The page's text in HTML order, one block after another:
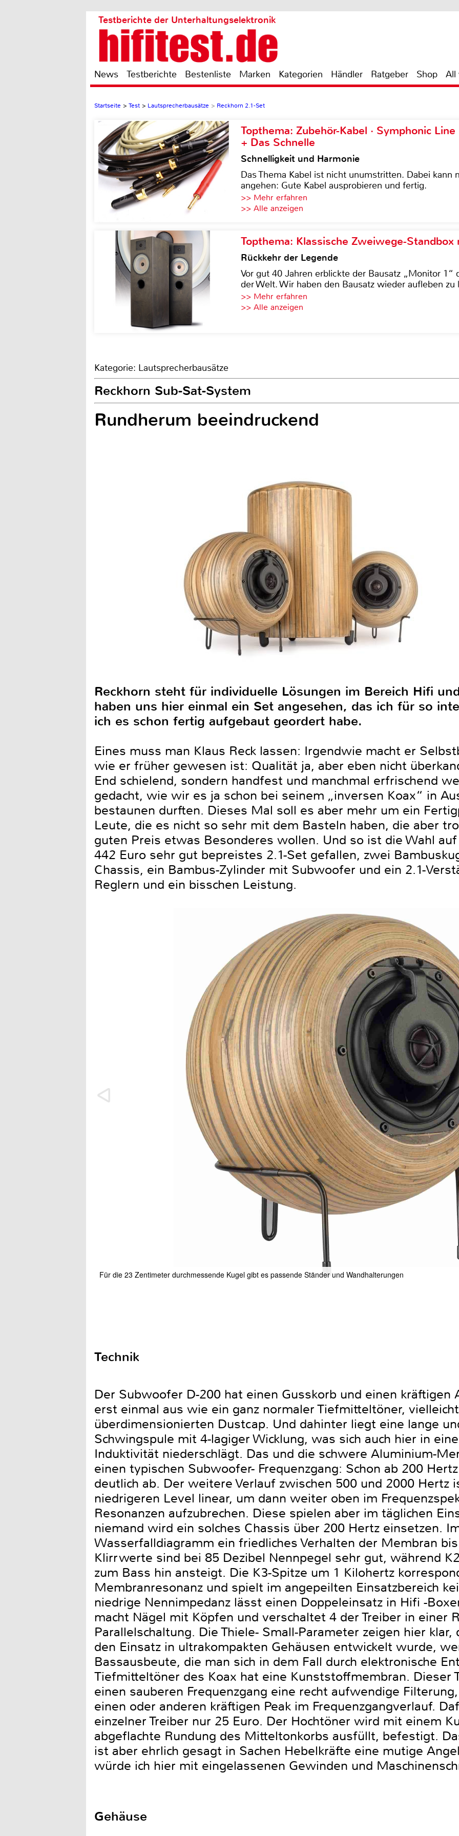
Testberichte der Unterhaltungselektronik
News Testberichte Bestenliste Marken Kategorien Händler Ratgeber Shop All
Startseite > Test > Lautsprecherbausätze > Reckhorn 2.1-Set
Topthema: Zubehör-Kabel · Symphonic
+ Das Schnelle
Schnelligkeit und Harmonie
Das Thema Kabel ist nicht unumstritten. Dabei kann
angehen: Gute Kabel ausprobieren und fertig.
>> Mehr erfahren
>> Alle anzeigen
Topthema: Klassische Zweiwege-
Rückkehr der Legende
Vor gut 40 Jahren erblickte der Bausatz „Monitor 1“
der Welt. Wir haben den Bausatz wieder aufleben zu
>> Mehr erfahren
>> Alle anzeigen
Kategorie: Lautsprecherbausätze
Reckhorn Sub-Sat-System
Rundherum beeindruckend
Reckhorn steht für individuelle Lösungen im Bereich Hifi
haben uns hier einmal ein Set angesehen, das ich für so
ich es schon fertig aufgebaut geordert habe.
Eines muss man Klaus Reck lassen: Irgendwie macht er
wie er früher gewesen ist: Qualität ja, aber eben nicht
End schielend, sondern handfest und manchmal erfrischend
gedacht, wie wir es ja schon bei seinem „inversen Koax“ in
bestaunen durften. Dieses Mal soll es aber mehr um ein
Leute, die es nicht so sehr mit dem Basteln haben, die aber
guten Preis etwas Besonderes wollen. Und so ist die Wahl
442 Euro sehr gut bepreistes 2.1-Set gefallen, zwei
Chassis, ein Bambus-Zylinder mit Subwoofer und ein 2.1-
Reglern und ein bisschen Leistung.
Für die 23 Zentimeter durchmessende Kugel gibt es passende Ständer und Wandhalterungen
Technik
Der Subwoofer D-200 hat einen Gusskorb und einen kräftigen
erst einmal aus wie ein ganz normaler Tiefmitteltöner,
überdimensionierten Dustcap. Und dahinter liegt eine lange
Schwingspule mit 4-lagiger Wicklung, was sich auch hier in
Induktivität niederschlägt. Das und die schwere Aluminium-
einen typischen Subwoofer- Frequenzgang: Schon ab 200
deutlich ab. Der weitere Verlauf zwischen 500 und 2000 Hertz
niedrigeren Level linear, um dann weiter oben im
Resonanzen aufzubrechen. Diese spielen aber im täglichen
niemand wird ein solches Chassis über 200 Hertz einsetzen.
Wasserfalldiagramm ein friedliches Verhalten der Membran
Klirrwerte sind bei 85 Dezibel Nennpegel sehr gut, während
zum Bass hin ansteigt. Die K3-Spitze um 1 Kilohertz
Membranresonanz und spielt im angepeilten Einsatzbereich
niedrige Nennimpedanz lässt einen Doppeleinsatz in Hifi -
macht Nägel mit Köpfen und verschaltet 4 der Treiber in einer
Parallelschaltung. Die Thiele- Small-Parameter zeigen hier klar,
den Einsatz in ultrakompakten Gehäusen entwickelt wurde,
Bassausbeute, die man sich in dem Fall durch elektronische
Tiefmitteltöner des Koax hat eine Kunststoffmembran. Dieser
einen sauberen Frequenzgang eine recht aufwendige
einen oder anderen kräftigen Peak im Frequenzgangverlauf.
einzelner Treiber nur 25 Euro. Der Hochtöner wird mit einem
abgeflachte Rundung des Mitteltonkorbs ausfüllt, befestigt.
ist aber ehrlich gesagt in Sachen Hebelkräfte eine mutige
würde ich hier mit eingelassenen Gewinden und
Gehäuse